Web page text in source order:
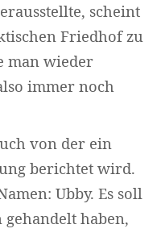
scheint
Friedhof zu
man wieder
immer noch
von der ein
berichtet wird.
Ubby. Es soll
haben,